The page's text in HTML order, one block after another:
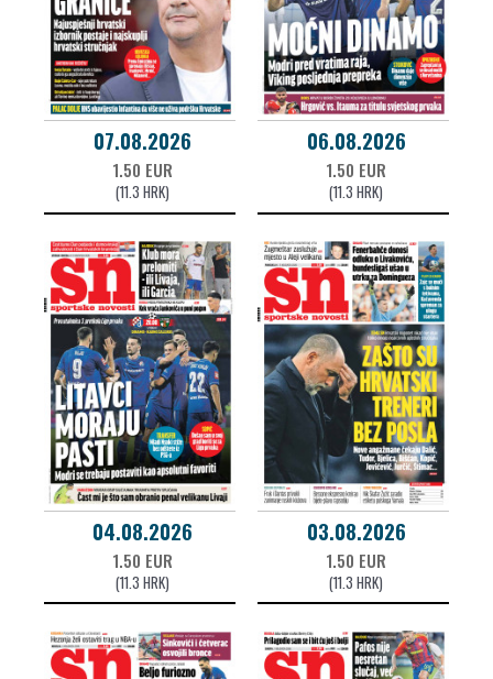
07.08.2026
1.50 EUR
(11.3 HRK)
06.08.2026
1.50 EUR
(11.3 HRK)
04.08.2026
1.50 EUR
(11.3 HRK)
03.08.2026
1.50 EUR
(11.3 HRK)